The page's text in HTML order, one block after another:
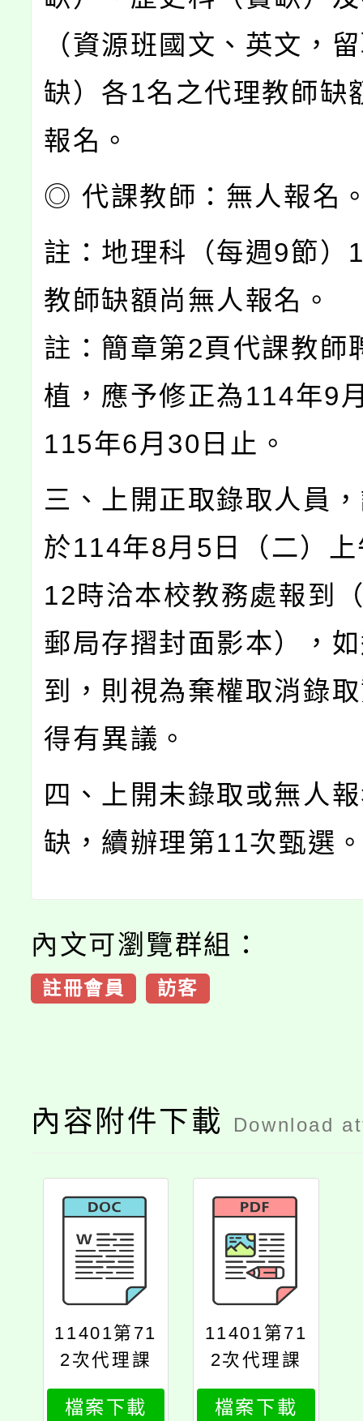
（資源班國文、英文，
缺）各1名之代理教師缺
報名。
◎ 代課教師：無人報名
註：地理科（每週9節）
教師缺額尚無人報名。
註：簡章第2頁代課教師
植，應予修正為114年9
115年6月30日止。
三、上開正取錄取人員
於114年8月5日（二）
12時洽本校教務處報到
郵局存摺封面影本），
到，則視為棄權取消錄
得有異議。
四、上開未錄取或無人
缺，續辦理第11次甄選
內文可瀏覽群組：
註冊會員 訪客
內容附件下載 Download
11401第71
2次代理課
教師甄選簡
章公告版修
檔案下載
11401第71
2次代理課
教師甄選簡
章公告版修
檔案下載